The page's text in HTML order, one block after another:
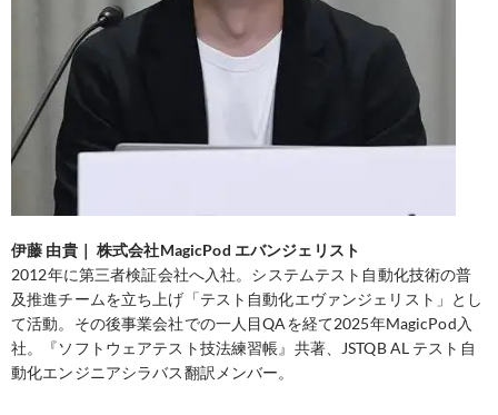
伊藤 由貴｜ 株式会社MagicPod エバンジェリスト
2012年に第三者検証会社へ入社。システムテスト自動化技術の普
及推進チームを立ち上げ「テスト自動化エヴァンジェリスト」とし
て活動。その後事業会社での一人目QAを経て2025年MagicPod入
社。『ソフトウェアテスト技法練習帳』共著、JSTQB AL テスト自
動化エンジニアシラバス翻訳メンバー。